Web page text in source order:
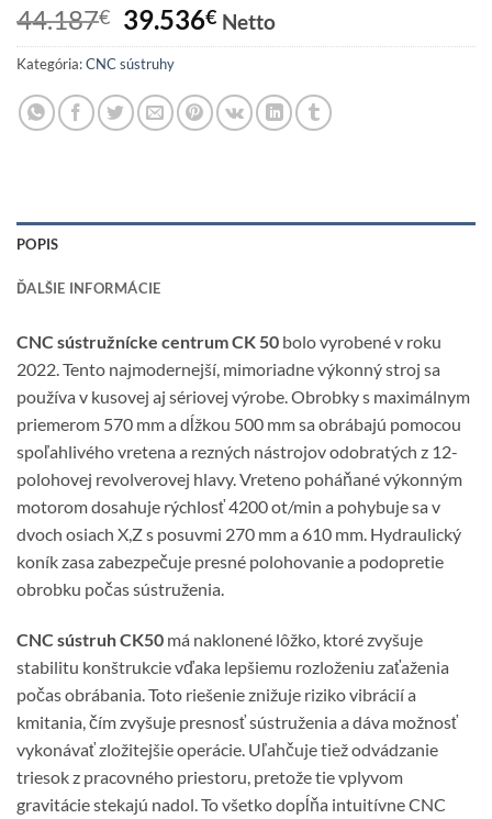
44.187€ Pôvodná
cena
bola:
44.187€.
39.536€Aktuálna
cena
39.536€.
Netto
Kategória:CNC sústruhy
POPIS
ĎALŠIE INFORMÁCIE
CNC sústružnícke centrum CK 50 bolo vyrobené v roku
2022. Tento najmodernejší, mimoriadne výkonný stroj sa
používa v kusovej aj sériovej výrobe. Obrobky s maximálnym
priemerom 570 mm a dĺžkou 500 mm sa obrábajú pomocou
spoľahlivého vretena a rezných nástrojov odobratých z 12-
polohovej revolverovej hlavy. Vreteno poháňané výkonným
motorom dosahuje rýchlosť 4200 ot/min a pohybuje sa v
dvoch osiach X,Z s posuvmi 270 mm a 610 mm. Hydraulický
koník zasa zabezpečuje presné polohovanie a podopretie
obrobku počas sústruženia.
CNC sústruh CK50 má naklonené lôžko, ktoré zvyšuje
stabilitu konštrukcie vďaka lepšiemu rozloženiu zaťaženia
počas obrábania. Toto riešenie znižuje riziko vibrácií a
kmitania, čím zvyšuje presnosť sústruženia a dáva možnosť
vykonávať zložitejšie operácie. Uľahčuje tiež odvádzanie
triesok z pracovného priestoru, pretože tie vplyvom
gravitácie stekajú nadol. To všetko dopĺňa intuitívne CNC